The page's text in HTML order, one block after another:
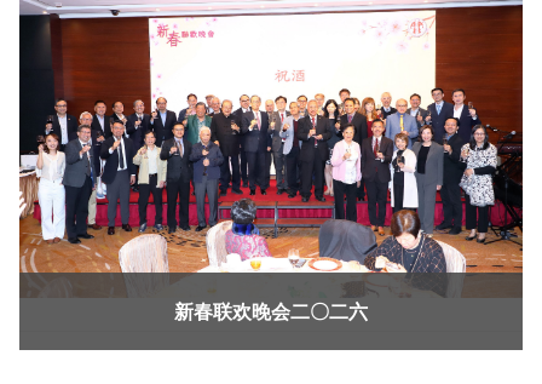
启发，提升本地艺术氛围，是为香港艺术
界的重要盛事。展览由学生自主筹划，通
过亲身体验组建筹备委员会，处理行政、
策划、筹集资源及设置场地等工作，让学
生在步入社会前认真磨练，累积筹备艺术
展览经验，装备自己，以迎接日后的各种
挑战。
新春联欢晚会二〇二六